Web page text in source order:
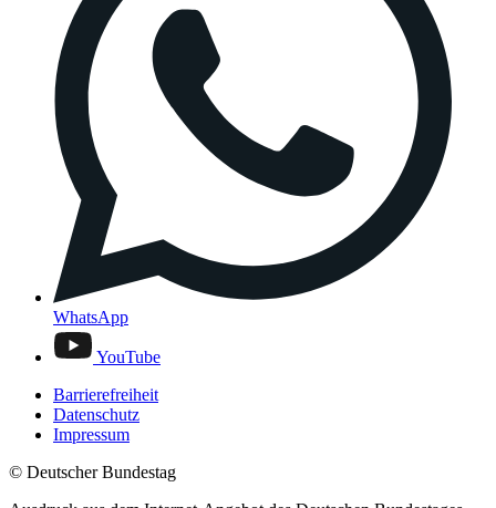
WhatsApp
YouTube
Barrierefreiheit
Datenschutz
Impressum
© Deutscher Bundestag